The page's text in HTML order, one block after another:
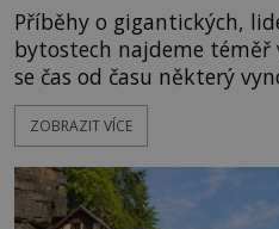
Příběhy o gigantických,
bytostech najdeme téměř
se čas od času některý
existuje také mnoho
očitých svědectví, které
Prozkoumejte je společně s
ZOBRAZIT VÍCE